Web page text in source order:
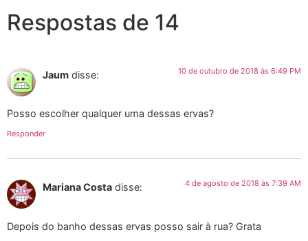
Respostas de 14
Jaum disse: 10 de outubro de 2018 às 6:49 PM
Posso escolher qualquer uma dessas ervas?
Responder
Mariana Costa disse: 4 de agosto de 2018 às 7:39 AM
Depois do banho dessas ervas posso sair à rua? Grata